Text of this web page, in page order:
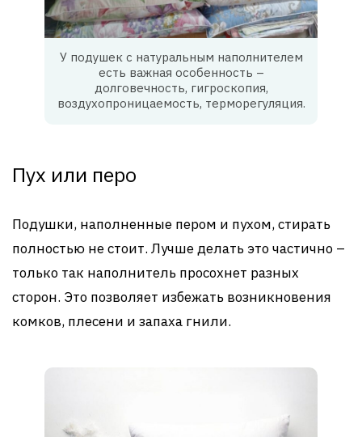
У подушек с натуральным наполнителем
есть важная особенность –
долговечность, гигроскопия,
воздухопроницаемость, терморегуляция.
Пух или перо
Подушки, наполненные пером и пухом, стирать
полностью не стоит. Лучше делать это частично –
только так наполнитель просохнет разных
сторон. Это позволяет избежать возникновения
комков, плесени и запаха гнили.